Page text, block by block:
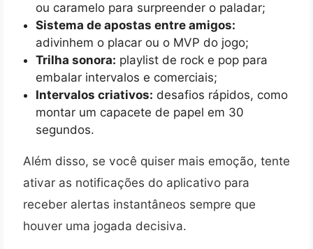
ou caramelo para surpreender o paladar;
Sistema de apostas entre amigos:
adivinhem o placar ou o MVP do jogo;
Trilha sonora: playlist de rock e pop para
embalar intervalos e comerciais;
Intervalos criativos: desafios rápidos, como
montar um capacete de papel em 30
segundos.
Além disso, se você quiser mais emoção, tente
ativar as notificações do aplicativo para
receber alertas instantâneos sempre que
houver uma jogada decisiva.